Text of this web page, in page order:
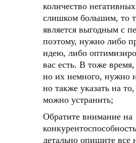
количество
слишком большим, то
является выгодным с
поэтому, нужно либо
идею, либо
вас есть. В тоже
но их немного, нужно
но также указать на
можно устранить;
Обратите внимание на
детально опишите все